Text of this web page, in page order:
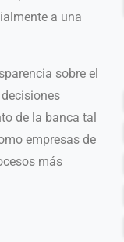
a una
sobre el
de la banca tal
empresas de
más